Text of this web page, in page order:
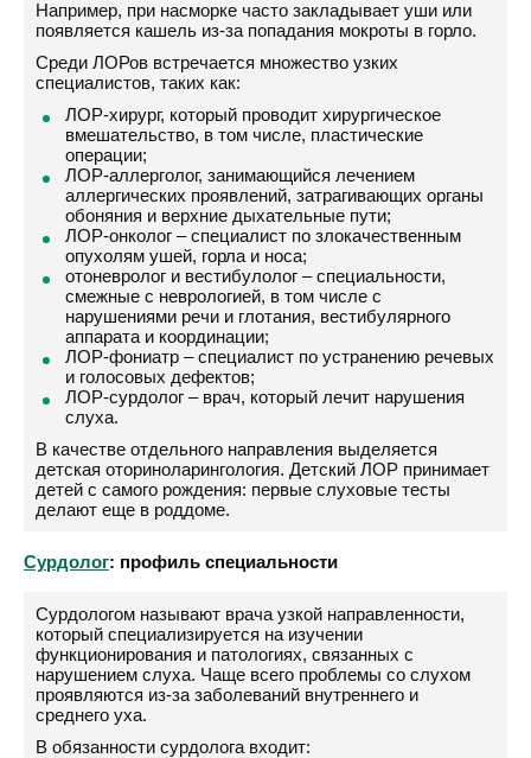
Например, при насморке часто закладывает уши или
появляется кашель из-за попадания мокроты в горло.
Среди ЛОРов встречается множество узких
специалистов, таких как:
ЛОР-хирург, который проводит хирургическое
вмешательство, в том числе, пластические
операции;
ЛОР-аллерголог, занимающийся лечением
аллергических проявлений, затрагивающих органы
обоняния и верхние дыхательные пути;
ЛОР-онколог – специалист по злокачественным
опухолям ушей, горла и носа;
отоневролог и вестибулолог – специальности,
смежные с неврологией, в том числе с
нарушениями речи и глотания, вестибулярного
аппарата и координации;
ЛОР-фониатр – специалист по устранению речевых
и голосовых дефектов;
ЛОР-сурдолог – врач, который лечит нарушения
слуха.
В качестве отдельного направления выделяется
детская оториноларингология. Детский ЛОР принимает
детей с самого рождения: первые слуховые тесты
делают еще в роддоме.
Сурдолог: профиль специальности
Сурдологом называют врача узкой направленности,
который специализируется на изучении
функционирования и патологиях, связанных с
нарушением слуха. Чаще всего проблемы со слухом
проявляются из-за заболеваний внутреннего и
среднего уха.
В обязанности сурдолога входит: